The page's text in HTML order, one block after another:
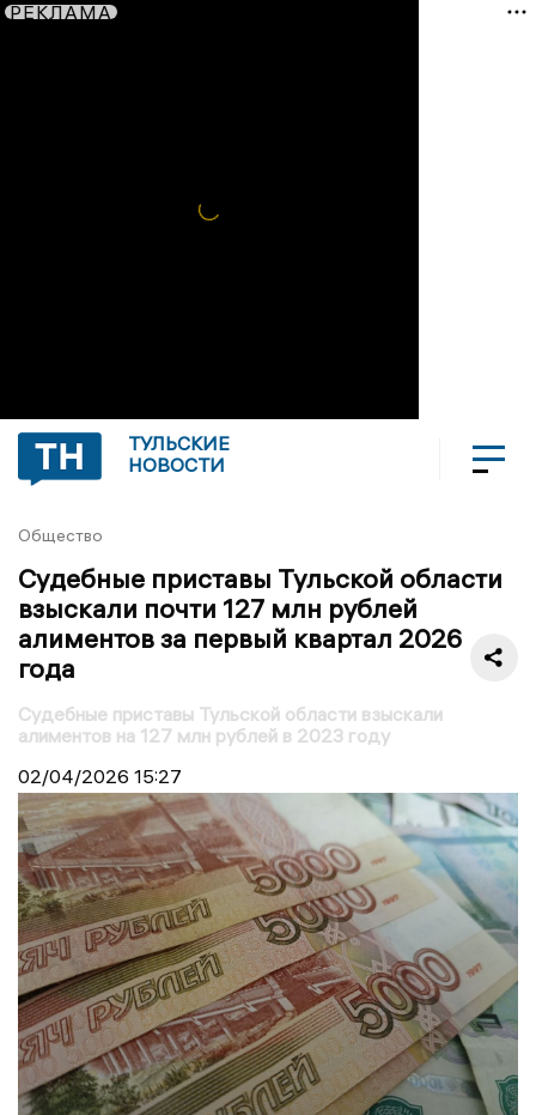
РЕКЛАМА
ТУЛЬСКИЕ
НОВОСТИ
Общество
Судебные приставы Тульской области
взыскали почти 127 млн рублей
алиментов за первый квартал 2026
года
Судебные приставы Тульской области взыскали
алиментов на 127 млн рублей в 2023 году
02/04/2026 15:27